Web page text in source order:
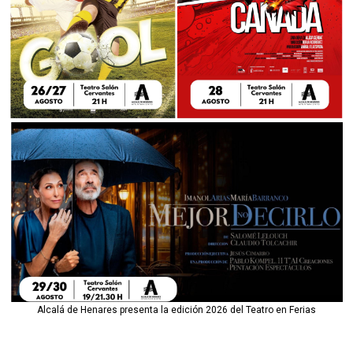
Alcalá de Henares presenta la edición 2026 del Teatro en Ferias